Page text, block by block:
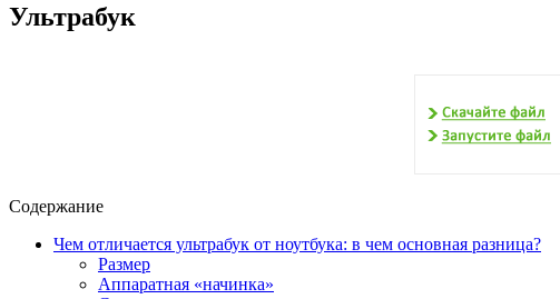
Ультрабук
Содержание
Чем отличается ультрабук от ноутбука: в чем основная разница?
Размер
Аппаратная «начинка»